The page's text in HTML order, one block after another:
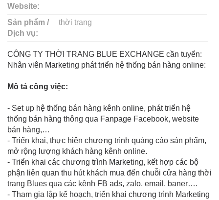
Website:
Sản phẩm /
Dịch vụ:
thời trang
CÔNG TY THỜI TRANG BLUE EXCHANGE cần tuyển:
Nhân viên Marketing phát triển hệ thống bán hàng online:
Mô tả công việc:
- Set up hệ thống bán hàng kênh online, phát triển hệ
thống bán hàng thông qua Fanpage Facebook, website
bán hàng,…
- Triển khai, thực hiện chương trình quảng cáo sản phẩm,
mở rộng lượng khách hàng kênh online.
- Triển khai các chương trình Marketing, kết hợp các bộ
phận liên quan thu hút khách mua đến chuỗi cửa hàng thời
trang Blues qua các kênh FB ads, zalo, email, baner….
- Tham gia lập kế hoạch, triển khai chương trình Marketing